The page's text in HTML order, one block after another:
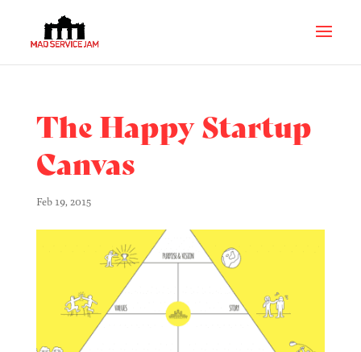
The Happy Startup
Canvas
Feb 19, 2015